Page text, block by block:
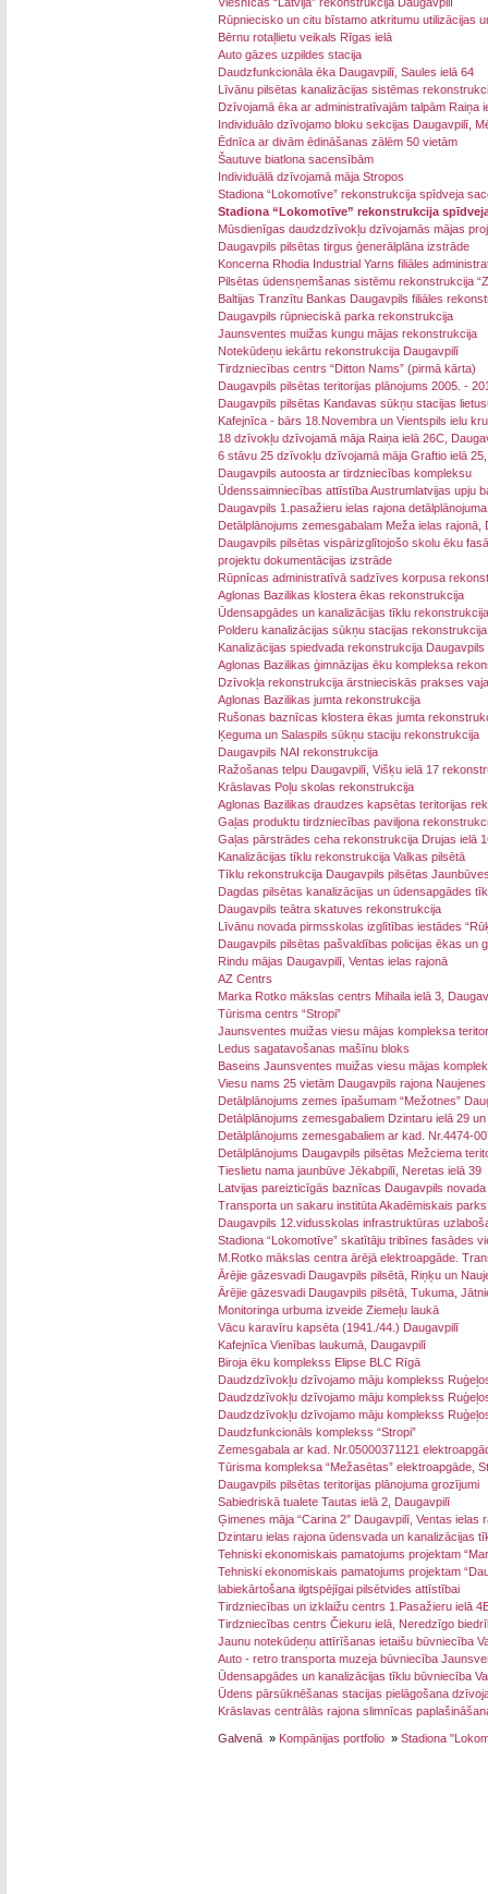
Rūpniecisko un citu bīstamo atkritumu utilizācijas
Bērnu rotaļlietu veikals Rīgas ielā
Auto gāzes uzpildes stacija
Daudzfunkcionāla ēka Daugavpilī, Saules ielā 64
Līvānu pilsētas kanalizācijas sistēmas
Dzīvojamā ēka ar administratīvajām talpām Raiņa
Individuālo dzīvojamo bloku sekcijas Daugavpilī,
Ēdnīca ar divām ēdināšanas zālēm 50 vietām
Šautuve biatlona sacensībām
Individuālā dzīvojamā māja Stropos
Stadiona “Lokomotīve” rekonstrukcija spīdveja
Stadiona “Lokomotīve” rekonstrukcija
Mūsdienīgas daudzdzīvokļu dzīvojamās mājas
Daugavpils pilsētas tirgus ģenerālplāna izstrāde
Koncerna Rhodia Industrial Yarns filiāles
Pilsētas ūdensņemšanas sistēmu rekonstrukcija
Baltijas Tranzītu Bankas Daugavpils filiāles
Daugavpils rūpnieciskā parka rekonstrukcija
Jaunsventes muižas kungu mājas rekonstrukcija
Notekūdeņu iekārtu rekonstrukcija Daugavpilī
Tirdzniecības centrs “Ditton Nams” (pirmā kārta)
Daugavpils pilsētas teritorijas plānojums 2005. -
Daugavpils pilsētas Kandavas sūkņu stacijas
Kafejnīca - bārs 18.Novembra un Vientspils ielu
18 dzīvokļu dzīvojamā māja Raiņa ielā 26C,
6 stāvu 25 dzīvokļu dzīvojamā māja Graftio ielā
Daugavpils autoosta ar tirdzniecības kompleksu
Ūdenssaimniecības attīstība Austrumlatvijas upju
Daugavpils 1.pasažieru ielas rajona
Detālplānojums zemesgabalam Meža ielas rajonā,
Daugavpils pilsētas vispārizglītojošo skolu ēku
projektu dokumentācijas izstrāde
Rūpnīcas administratīvā sadzīves korpusa
Aglonas Bazilikas klostera ēkas rekonstrukcija
Ūdensapgādes un kanalizācijas tīklu
Polderu kanalizācijas sūkņu stacijas rekonstrukcija
Kanalizācijas spiedvada rekonstrukcija
Aglonas Bazilikas ģimnāzijas ēku kompleksa
Dzīvokļa rekonstrukcija ārstnieciskās prakses
Aglonas Bazilikas jumta rekonstrukcija
Rušonas baznīcas klostera ēkas jumta
Ķeguma un Salaspils sūkņu staciju rekonstrukcija
Daugavpils NAI rekonstrukcija
Ražošanas telpu Daugavpilī, Višķu ielā 17
Krāslavas Poļu skolas rekonstrukcija
Aglonas Bazilikas draudzes kapsētas teritorijas
Gaļas produktu tirdzniecības paviljona
Gaļas pārstrādes ceha rekonstrukcija Drujas ielā
Kanalizācijas tīklu rekonstrukcija Valkas pilsētā
Tīklu rekonstrukcija Daugavpils pilsētas
Dagdas pilsētas kanalizācijas un ūdensapgādes
Daugavpils teātra skatuves rekonstrukcija
Līvānu novada pirmsskolas izglītības iestādes
Daugavpils pilsētas pašvaldības policijas ēkas un
Rindu mājas Daugavpilī, Ventas ielas rajonā
AZ Centrs
Marka Rotko mākslas centrs Mihaila ielā 3,
Tūrisma centrs “Stropi”
Jaunsventes muižas viesu mājas kompleksa
Ledus sagatavošanas mašīnu bloks
Baseins Jaunsventes muižas viesu mājas
Viesu nams 25 vietām Daugavpils rajona
Detālplānojums zemes īpašumam “Mežotnes”
Detālplānojums zemesgabaliem Dzintaru ielā 29
Detālplānojums zemesgabaliem ar kad. Nr.4474-
Detālplānojums Daugavpils pilsētas Mežciema
Tieslietu nama jaunbūve Jēkabpilī, Neretas ielā 39
Latvijas pareizticīgās baznīcas Daugavpils
Transporta un sakaru institūta Akadēmiskais parks
Daugavpils 12.vidusskolas infrastruktūras
Stadiona “Lokomotīve” skatītāju tribīnes fasādes
M.Rotko mākslas centra ārējā elektroapgāde.
Ārējie gāzesvadi Daugavpils pilsētā, Riņķu un
Ārējie gāzesvadi Daugavpils pilsētā, Tukuma,
Monitoringa urbuma izveide Ziemeļu laukā
Vācu karavīru kapsēta (1941./44.) Daugavpilī
Kafejnīca Vienības laukumā, Daugavpilī
Biroja ēku komplekss Elipse BLC Rīgā
Daudzdzīvokļu dzīvojamo māju komplekss
Daudzdzīvokļu dzīvojamo māju komplekss
Daudzdzīvokļu dzīvojamo māju komplekss
Daudzfunkcionāls komplekss “Stropi”
Zemesgabala ar kad. Nr.05000371121
Tūrisma kompleksa “Mežasētas” elektroapgāde,
Daugavpils pilsētas teritorijas plānojuma grozījumi
Sabiedriskā tualete Tautas ielā 2, Daugavpilī
Ģimenes māja “Carina 2″ Daugavpilī, Ventas ielas
Dzintaru ielas rajona ūdensvada un kanalizācijas
Tehniski ekonomiskais pamatojums projektam
Tehniski ekonomiskais pamatojums projektam
labiekārtošana ilgtspējīgai pilsētvides attīstībai
Tirdzniecības un izklaižu centrs 1.Pasažieru ielā
Tirdzniecības centrs Čiekuru ielā, Neredzīgo
Jaunu notekūdeņu attīrīšanas ietaišu būvniecība
Auto - retro transporta muzeja būvniecība
Ūdensapgādes un kanalizācijas tīklu būvniecība
Ūdens pārsūknēšanas stacijas pielāgošana
Krāslavas centrālās rajona slimnīcas
Galvenā » Kompānijas portfolio » Stadiona